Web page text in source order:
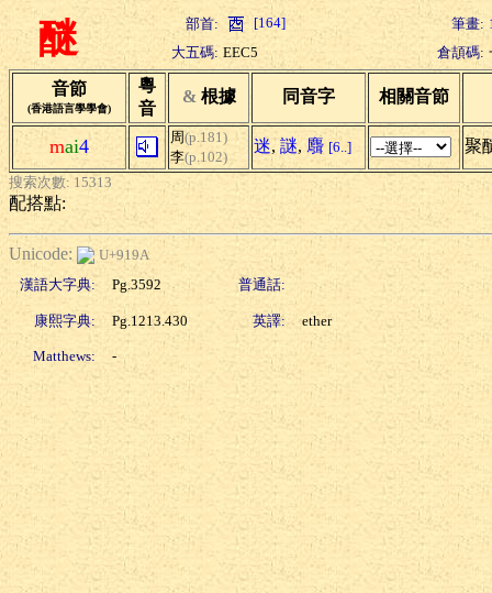
醚 部首: [164] 筆畫:
大五碼: EEC5 倉頡碼:
音節
(香港語言學學會)
粵
音
& 根據 同音字 相關音節
mai4 周(p.181)
李(p.102)
迷, 謎, 麛 [6..] 聚
搜索次數: 15313
配搭點:
Unicode:
U+919A
漢語大字典:
Pg.3592 普通話:
康熙字典: Pg.1213.430 英譯: ether
Matthews: -